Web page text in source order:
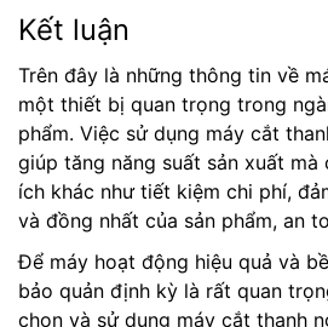
Kết luận
Trên đây là những thông tin về
một thiết bị quan trọng trong
phẩm. Việc sử dụng máy cắt
giúp tăng năng suất sản xuất mà
ích khác như tiết kiệm chi phí,
và đồng nhất của sản phẩm, an
Để máy hoạt động hiệu quả và
bảo quản định kỳ là rất quan
chọn và sử dụng máy cắt thanh